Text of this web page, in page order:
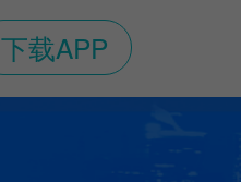
下载APP